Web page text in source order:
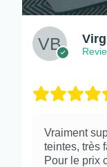
Vraiment
teintes, très
Pour le prix